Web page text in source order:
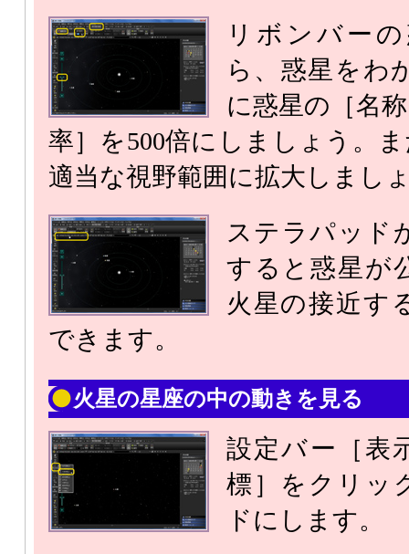
リボンバー
ら、惑星をわ
に惑星の［名
率］を500倍にしましょう。
適当な視野範囲に拡大しまし
ステラパッド
すると惑星が
火星の接近す
できます。
火星の星座の中の動きを見る
設定バー［表
標］をクリッ
ドにします。